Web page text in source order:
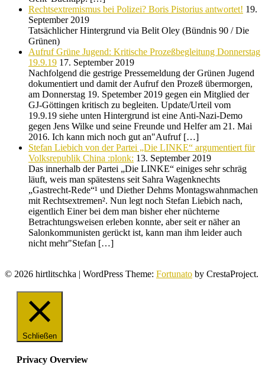
Rechtsextremismus bei Polizei? Boris Pistorius antwortet! 19.
September 2019
Tatsächlicher Hintergrund via Belit Oley (Bündnis 90 / Die
Grünen)
Aufruf Grüne Jugend: Kritische Prozeßbegleitung Donnerstag
19.9.19 17. September 2019
Nachfolgend die gestrige Pressemeldung der Grünen Jugend
dokumentiert und damit der Aufruf den Prozeß übermorgen,
am Donnerstag 19. Spetember 2019 gegen ein Mitglied der
GJ-Göttingen kritisch zu begleiten. Update/Urteil vom
19.9.19 siehe unten Hintergrund ist eine Anti-Nazi-Demo
gegen Jens Wilke und seine Freunde und Helfer am 21. Mai
2016. Ich kann mich noch gut an"Aufruf […]
Stefan Liebich von der Partei „Die LINKE“ argumentiert für
Volksrepublik China :plonk: 13. September 2019
Das innerhalb der Partei „Die LINKE“ einiges sehr schräg
läuft, weis man spätestens seit Sahra Wagenknechts
„Gastrecht-Rede“¹ und Diether Dehms Montagswahnmachen
mit Rechtsextremen². Nun legt noch Stefan Liebich nach,
eigentlich Einer bei dem man bisher eher nüchterne
Betrachtungsweisen erleben konnte, aber seit er näher an
Salonkommunisten gerückt ist, kann man ihm leider auch
nicht mehr"Stefan […]
© 2026 hirtlitschka | WordPress Theme: Fortunato by CrestaProject.
Schließen
Privacy Overview